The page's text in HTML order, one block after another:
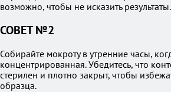
возможно, чтобы не исказить результаты.
СОВЕТ №2
Собирайте мокроту в утренние часы,
концентрированная. Убедитесь, что
стерилен и плотно закрыт, чтобы
образца.